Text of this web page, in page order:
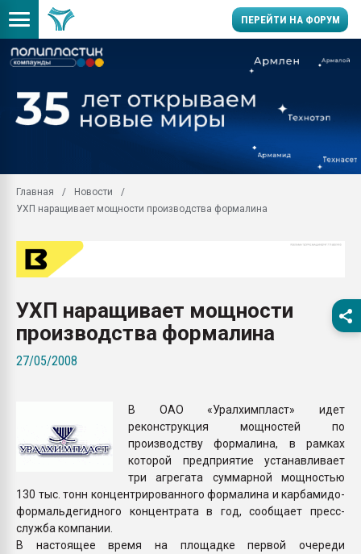
ПЕРЕЙТИ НА ФОРУМ
Вакуум-формовочные
28.07.2026
Материал поверхности
вакуумного
ПЕРЕЙТИ НА
Главная
Новости
УХП наращивает мощности производства формалина
УХП наращивает мощности
производства формалина
27/05/2008
В ОАО «Уралхимпласт» идет
реконструкция мощностей по
производству формалина, в рамках
которой предприятие устанавливает
три агрегата суммарной мощностью
130 тыс. тонн концентрированного формалина и карбамидо-
формальдегидного концентрата в год, сообщает пресс-
служба компании.
В настоящее время на площадке первой очереди